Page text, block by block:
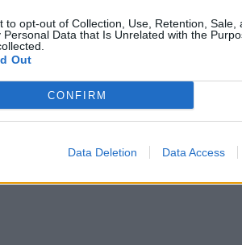
to opt-out of Collection, Use, Retention, Sale,
Personal Data that Is Unrelated with the
Out
CONFIRM
Data Deletion Data Access